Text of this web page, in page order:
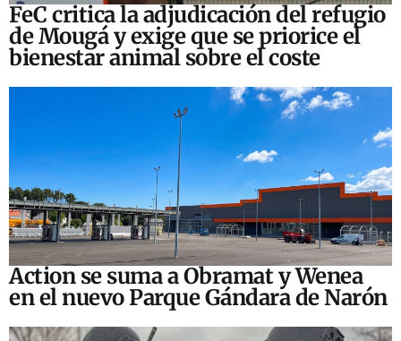
FeC critica la adjudicación del refugio
de Mougá y exige que se priorice el
bienestar animal sobre el coste
Action se suma a Obramat y Wenea
en el nuevo Parque Gándara de Narón